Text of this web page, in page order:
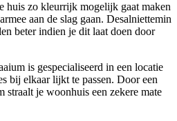
huis zo kleurrijk mogelijk gaat maken
aan de slag gaan. Desalniettemin
beter indien je dit laat doen door
is gespecialiseerd in een locatie
bij elkaar lijkt te passen. Door een
straalt je woonhuis een zekere mate